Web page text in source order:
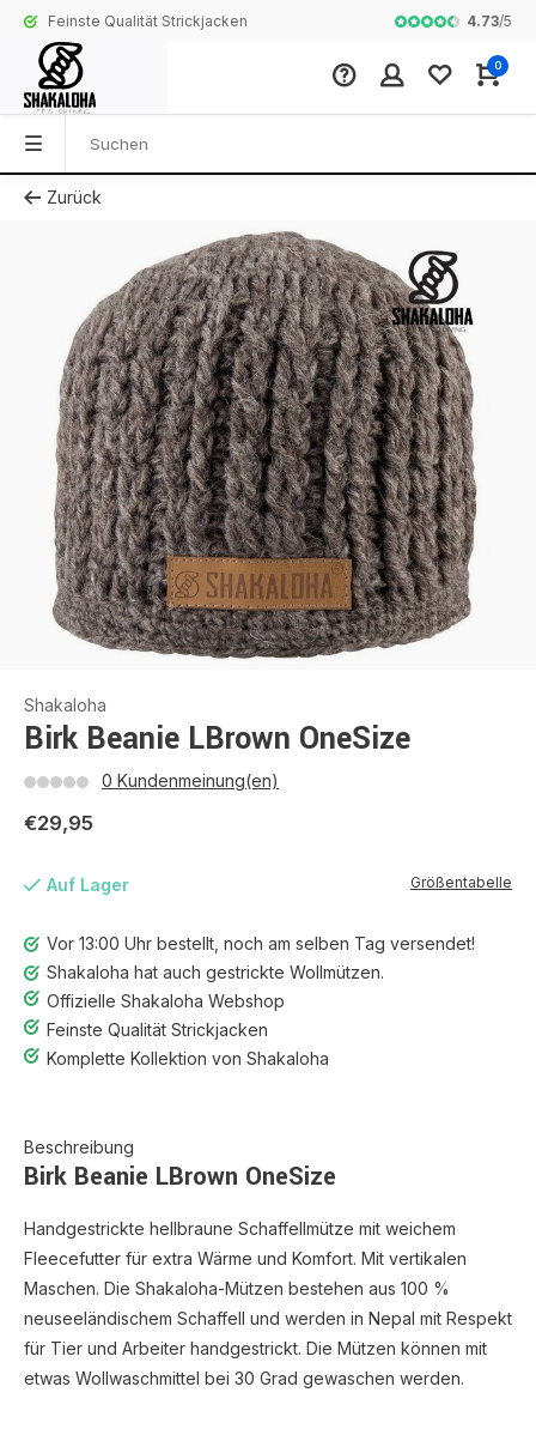
Feinste Qualität Strickjacken Komplette
4.73/5
0
Zurück
Shakaloha
Birk Beanie LBrown OneSize
0 Kundenmeinung(en)
€29,95
Größentabelle
Auf Lager
Vor 13:00 Uhr bestellt, noch am selben Tag versendet!
Shakaloha hat auch gestrickte Wollmützen.
Offizielle Shakaloha Webshop
Feinste Qualität Strickjacken
Komplette Kollektion von Shakaloha
Beschreibung
Birk Beanie LBrown OneSize
Handgestrickte hellbraune Schaffellmütze mit weichem
Fleecefutter für extra Wärme und Komfort. Mit vertikalen
Maschen. Die Shakaloha-Mützen bestehen aus 100 %
neuseeländischem Schaffell und werden in Nepal mit Respekt
für Tier und Arbeiter handgestrickt. Die Mützen können mit
etwas Wollwaschmittel bei 30 Grad gewaschen werden.